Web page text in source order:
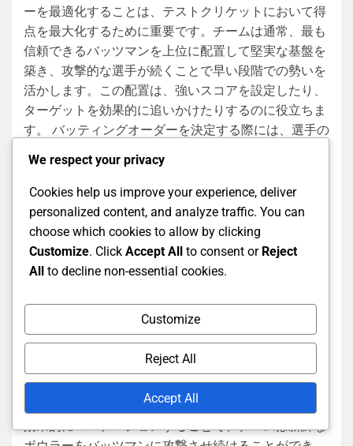
ーを最適化することは、テストクリケットにおいて得
点を最大化するために重要です。チームは通常、最も
信頼できるバッツマンを上位に配置して堅実な基盤を
築き、攻撃的な選手が続くことで早い段階での勢いを
活かします。この配置は、強いスコアを設定したり、
ターゲットを効果的に追いかけたりするのに役立ちま
す。 バッティングオーダーを決定する際には、選手の
不可欠です。たとえば、左打者を右腕のボウラーに対
して配置することで、ボウラーのリズムを乱し、得点
機会を生み出すことができます。ピッチの状態に応じ
て調整を行うこともあり、これが選手のイニングへの
アプローチに影響を与えることがあります。 一般的な
落とし穴には、試合のダイナミクスを考慮せずにあら
バッティングラインアップの柔軟性は、早期のウィケ
ットや特定のバッツマンにとって有利な状況に対応す
るためにチームが反応できるようにします。 プレッシ
ャーを維持するためのボウリングローテーション戦術
ボウリングローテーションは、バッティングサイドに
プレッシャーを維持するために重要です。ボウラーを
We respect your privacy
Cookies help us improve your experience, deliver
personalized content, and analyze traffic. You can
choose which cookies to allow by clicking
Customize. Click Accept All to consent or Reject
All to decline non-essential cookies.
Customize
Reject All
Accept All